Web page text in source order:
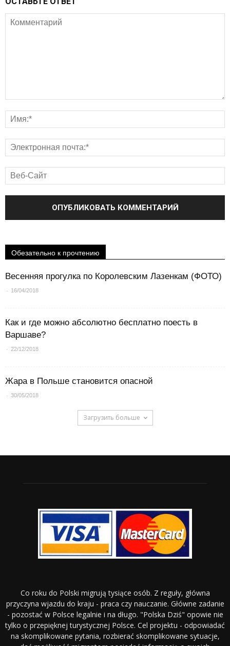
Обезательно к прочтению
Весенняя прогулка по Королевским Лазенкам (ФОТО)
- 16/04/2018
Как и где можно абсолютно бесплатно поесть в
Варшаве?
- 22/12/2018
Жара в Польше становится опасной
- 30/05/2018
Загрузить больше
Co roku do Polski migrują tysiące osób. Z reguły, główna
przyczyna wjazdu do kraju - praca czy nauczanie. Główne zadanie
- pozostać w Polsce legalnie i na długo. "Polska Dziś" opowie nie
tylko o przepięknej turystycznej Polsce. Cel projektu - odpowiadać
na skomplikowane pytania, rozbierać skomplikowane sytuacje,